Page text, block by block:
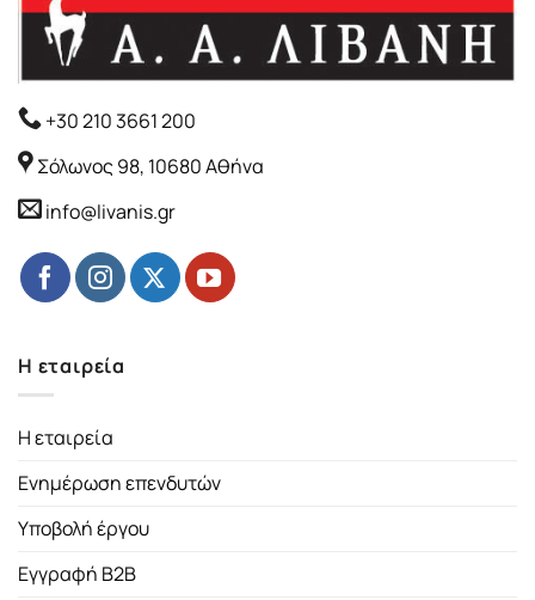
+30 210 3661 200
Σόλωνος 98, 10680 Αθήνα
info@livanis.gr
Η εταιρεία
Η εταιρεία
Ενημέρωση επενδυτών
Υποβολή έργου
Εγγραφή B2B